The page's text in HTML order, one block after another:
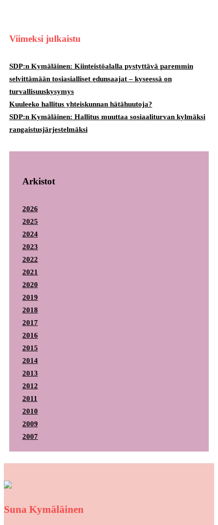
Viimeksi julkaistu
SDP:n Kymäläinen: Kiinteistöalalla pystyttävä paremmin
selvittämään tosiasialliset edunsaajat – kyseessä on
turvallisuuskysymys
Kuuleeko hallitus yhteiskunnan hätähuutoja?
SDP:n Kymäläinen: Hallitus muuttaa sosiaaliturvan kylmäksi
rangaistusjärjestelmäksi
Arkistot
2026
2025
2024
2023
2022
2021
2020
2019
2018
2017
2016
2015
2014
2013
2012
2011
2010
2009
2007
Suna Kymäläinen